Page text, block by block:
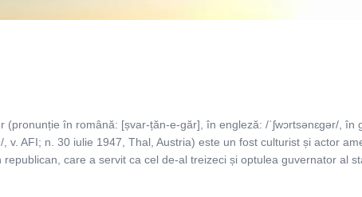
(pronunție în română: [șvar-țăn-e-găr], în engleză: /ˈʃwɔrtsənɛɡər/, în
, v. AFI; n. 30 iulie 1947, Thal​, Austria) este un fost culturist și actor
republican, care a servit ca cel de-al treizeci și optulea guvernator al